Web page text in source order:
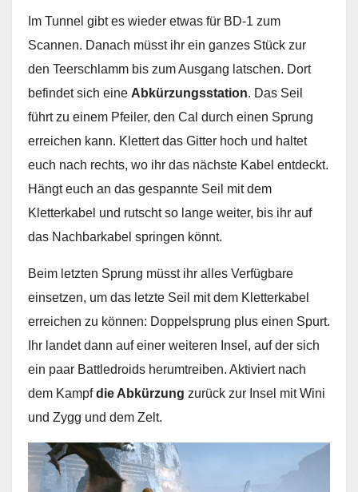
Im Tunnel gibt es wieder etwas für BD-1 zum
Scannen. Danach müsst ihr ein ganzes Stück zur
den Teerschlamm bis zum Ausgang latschen. Dort
befindet sich eine Abkürzungsstation. Das Seil
führt zu einem Pfeiler, den Cal durch einen Sprung
erreichen kann. Klettert das Gitter hoch und haltet
euch nach rechts, wo ihr das nächste Kabel entdeckt.
Hängt euch an das gespannte Seil mit dem
Kletterkabel und rutscht so lange weiter, bis ihr auf
das Nachbarkabel springen könnt.
Beim letzten Sprung müsst ihr alles Verfügbare
einsetzen, um das letzte Seil mit dem Kletterkabel
erreichen zu können: Doppelsprung plus einen Spurt.
Ihr landet dann auf einer weiteren Insel, auf der sich
ein paar Battledroids herumtreiben. Aktiviert nach
dem Kampfdie Abkürzung zurück zur Insel mit Wini
und Zygg und dem Zelt.